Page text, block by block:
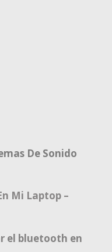
De Sonido
Mi Laptop –
el bluetooth en